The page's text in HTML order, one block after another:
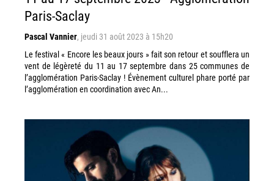
Paris-Saclay
Pascal Vannier, jeudi 31 août 2023 à 15h20
Le festival « Encore les beaux jours » fait son retour et soufflera un
vent de légèreté du 11 au 17 septembre dans 25 communes de
l’agglomération Paris-Saclay ! Évènement culturel phare porté par
l’agglomération en coordination avec An...